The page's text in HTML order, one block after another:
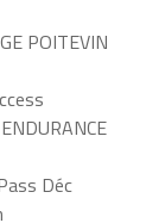
POITEVIN
Déc